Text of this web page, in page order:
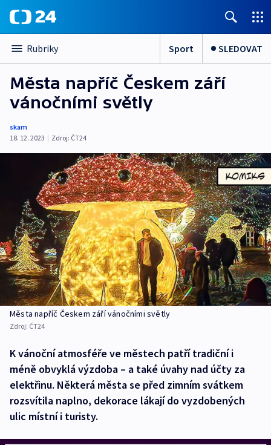
Rubriky Sport SLEDOVAT
Města napříč Českem září
vánočními světly
skam
18. 12. 2023 | Zdroj: ČT24
Města napříč Českem září vánočními světly
Zdroj: ČT24
K vánoční atmosféře ve městech patří tradiční i
méně obvyklá výzdoba – a také úvahy nad účty za
elektřinu. Některá města se před zimním svátkem
rozsvítila naplno, dekorace lákají do vyzdobených
ulic místní i turisty.